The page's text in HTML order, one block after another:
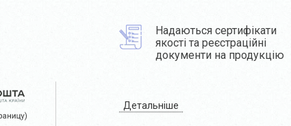
Надаються сертифікати
якості та реєстраційні
документи на продукцію
Детальніше